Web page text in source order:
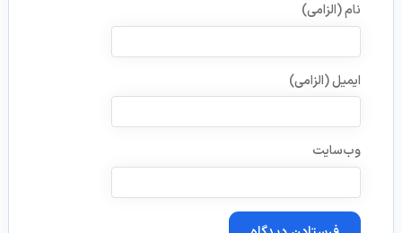
نام (الزامی)
ایمیل (الزامی)
وب‌سایت